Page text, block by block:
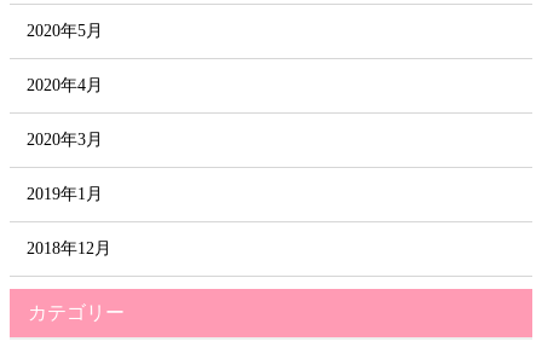
2020年5月
2020年4月
2020年3月
2019年1月
2018年12月
カテゴリー